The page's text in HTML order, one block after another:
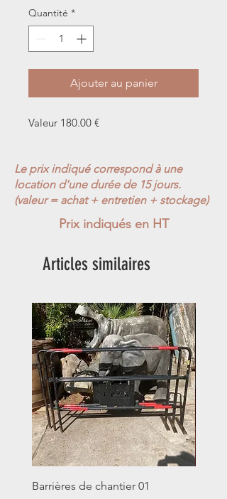
Quantité *
Ajouter au panier
Valeur 180.00 €
Le prix indiqué correspond à une
location d'une durée de 15 jours.
(valeur = achat + entretien + stockage)
Prix indiqués en HT
Articles similaires
Barrières de chantier 01